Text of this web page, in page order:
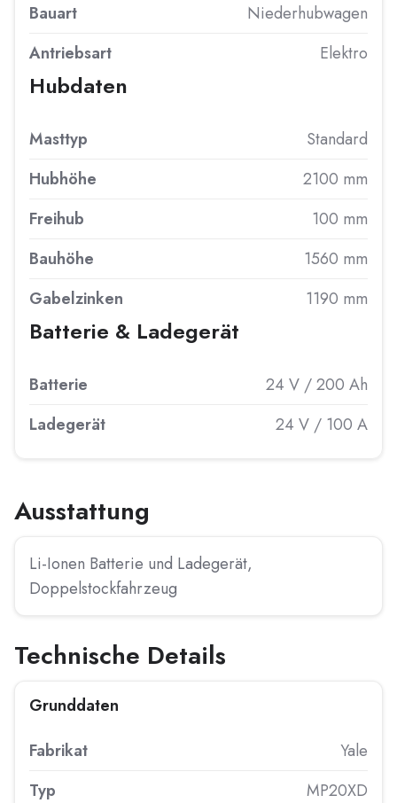
Bauart
Niederhubwagen
Antriebsart
Elektro
Hubdaten
Masttyp
Standard
Hubhöhe
2100 mm
Freihub
100 mm
Bauhöhe
1560 mm
Gabelzinken
1190 mm
Batterie & Ladegerät
Batterie
24 V / 200 Ah
Ladegerät
24 V / 100 A
Ausstattung
Li-Ionen Batterie und Ladegerät,
Doppelstockfahrzeug
Technische Details
Grunddaten
Fabrikat
Yale
Typ
MP20XD